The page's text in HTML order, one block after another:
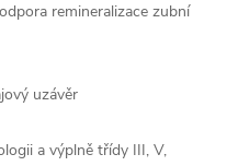
remineralizace zubní
uzávěr
a výplně třídy III, V,